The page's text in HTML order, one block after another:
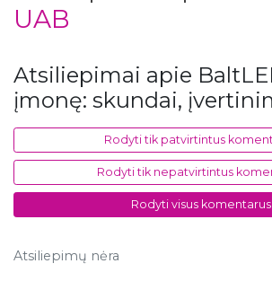
UAB
Atsiliepimai apie
įmonę: skundai,
Rodyti tik patvirtintus
Rodyti tik nepatvirtintus
Rodyti visus komentarus
Atsiliepimų nėra